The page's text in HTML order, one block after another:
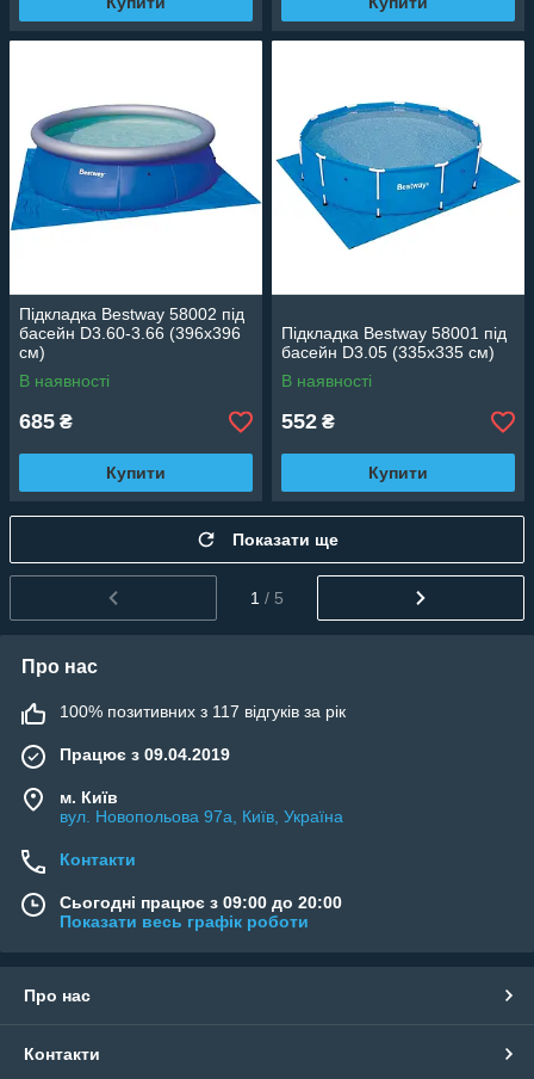
Підкладка Bestway 58002 під
басейн D3.60-3.66 (396х396
см)
В наявності
685 ₴
Купити
Підкладка Bestway 58001 під
басейн D3.05 (335х335 см)
В наявності
552 ₴
Купити
Показати ще
1 / 5
Про нас
100% позитивних з 117 відгуків за рік
Працює з 09.04.2019
м. Київ
вул. Новопольова 97а, Київ, Україна
Контакти
Сьогодні працює з 09:00 до 20:00
Показати весь графік роботи
Про нас
Контакти